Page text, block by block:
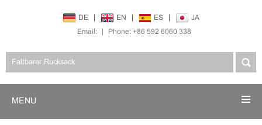
DE | EN | ES |
JA
Email: | Phone: +86 592 6060 338
MENU